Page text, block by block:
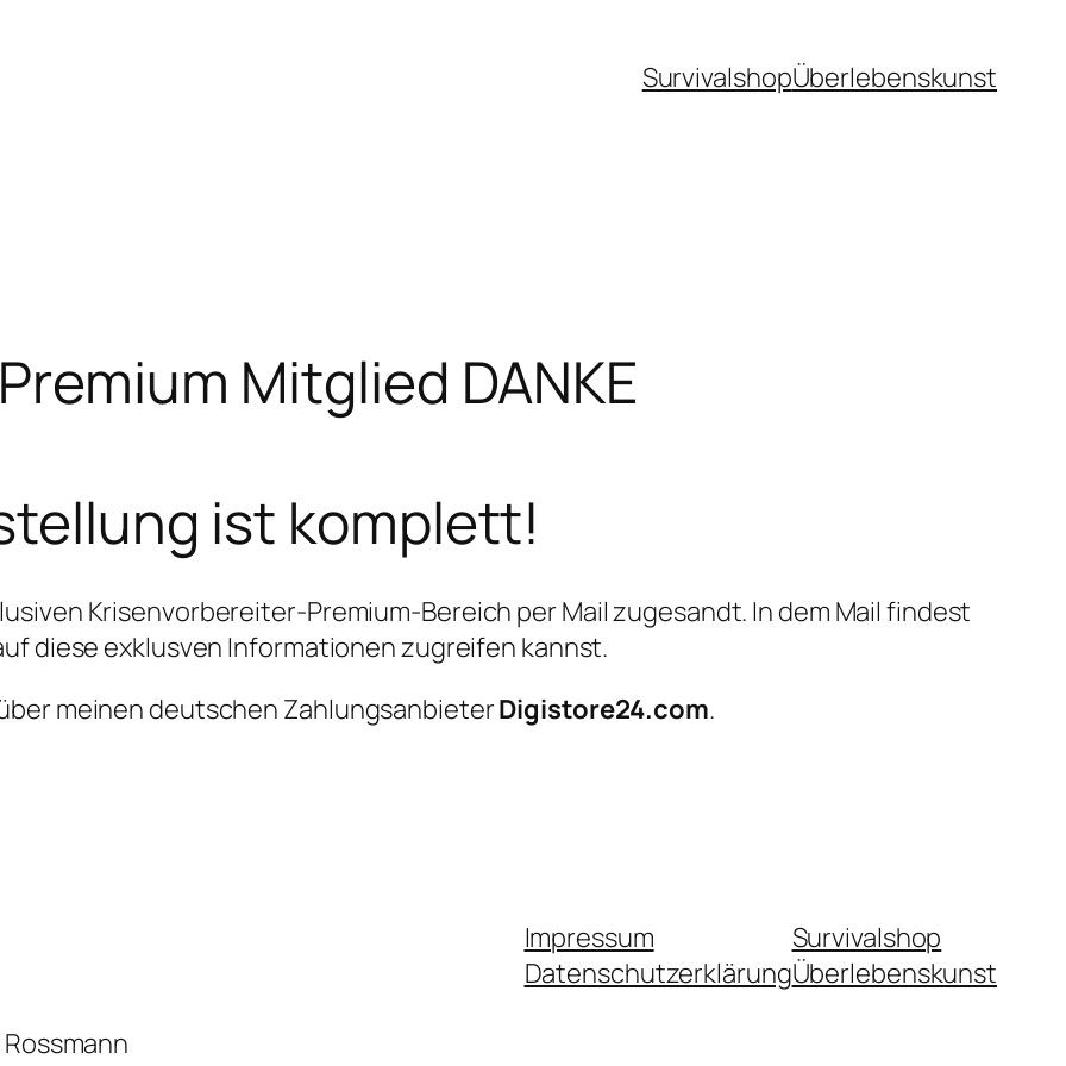
SurvivalshopÜberlebenskunst
Mitglied DANKE
ist komplett!
Krisenvorbereiter-Premium-Bereich per Mail zugesandt. In dem Mail findest
diese exklusven Informationen zugreifen kannst.
meinen deutschen ZahlungsanbieterDigistore24.com.
Impressum
Datenschutzerklärung
Survivalshop
Überlebenskunst